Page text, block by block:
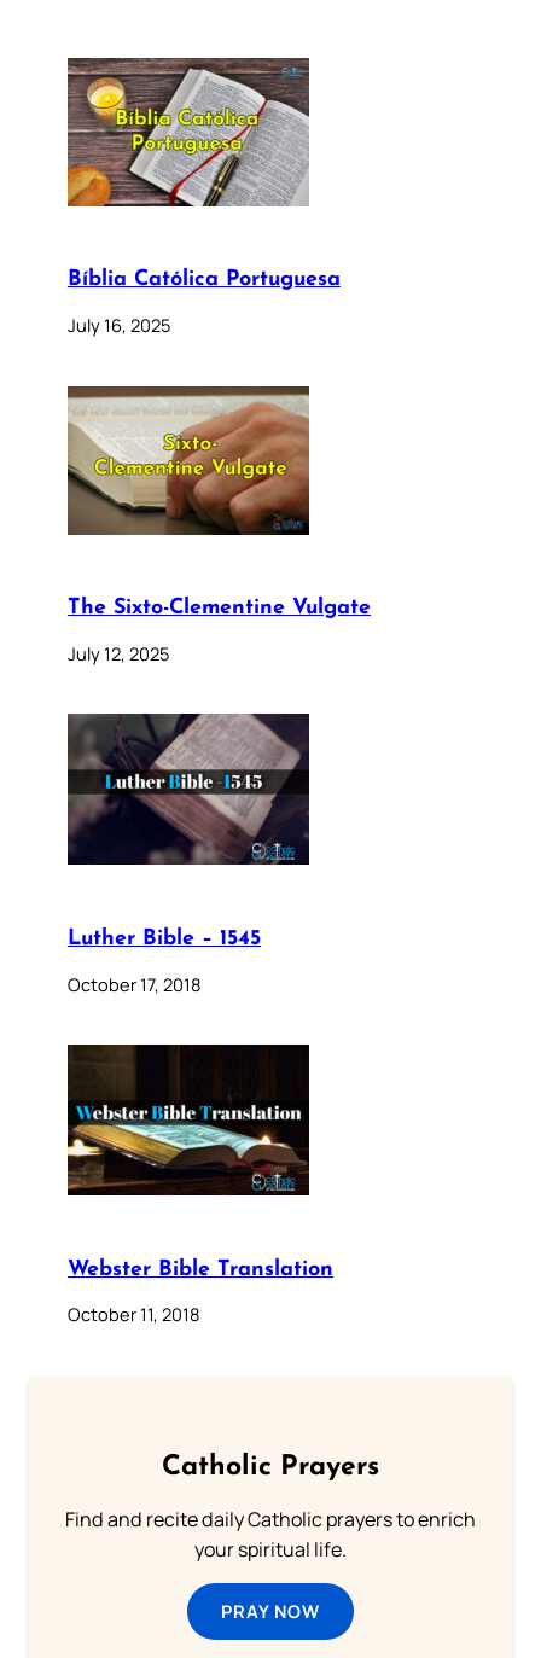
Bíblia Católica Portuguesa
July 16, 2025
The Sixto-Clementine Vulgate
July 12, 2025
Luther Bible – 1545
October 17, 2018
Webster Bible Translation
October 11, 2018
Catholic Prayers
Find and recite daily Catholic prayers to enrich
your spiritual life.
PRAY NOW